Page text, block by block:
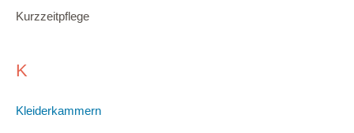
Kurzzeitpflege
K
Kleiderkammern